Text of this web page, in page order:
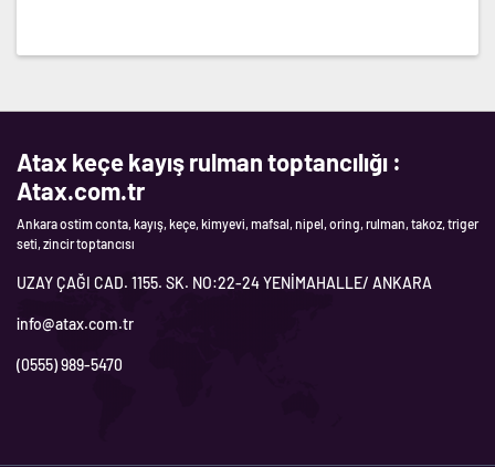
Atax keçe kayış rulman toptancılığı :
Atax.com.tr
Ankara ostim conta, kayış, keçe, kimyevi, mafsal, nipel, oring, rulman, takoz, triger
seti, zincir toptancısı
UZAY ÇAĞI CAD. 1155. SK. NO:22-24 YENİMAHALLE/ ANKARA
info@atax.com.tr
(0555) 989-5470